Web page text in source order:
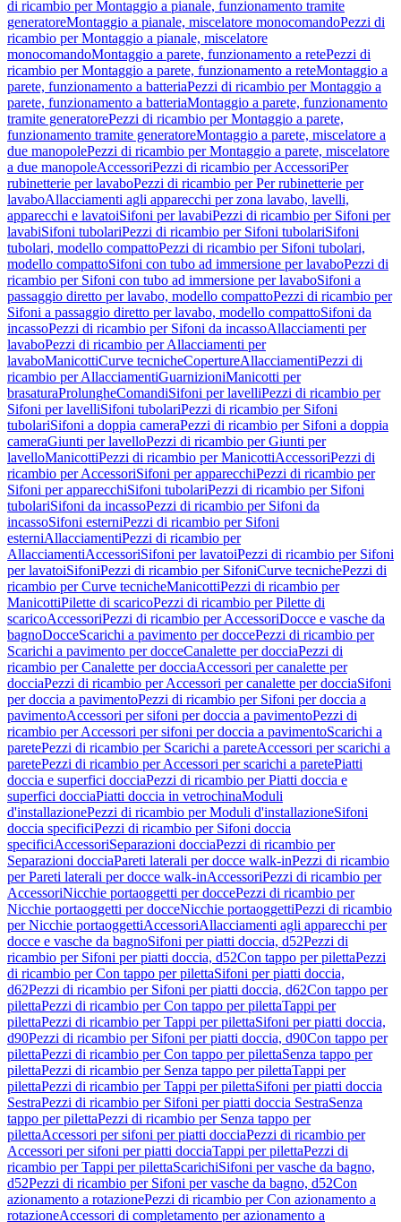
di ricambio per Montaggio a pianale, funzionamento tramite
generatoreMontaggio a pianale, miscelatore monocomandoPezzi di
ricambio per Montaggio a pianale, miscelatore
monocomandoMontaggio a parete, funzionamento a retePezzi di
ricambio per Montaggio a parete, funzionamento a reteMontaggio a
parete, funzionamento a batteriaPezzi di ricambio per Montaggio a
parete, funzionamento a batteriaMontaggio a parete, funzionamento
tramite generatorePezzi di ricambio per Montaggio a parete,
funzionamento tramite generatoreMontaggio a parete, miscelatore a
due manopolePezzi di ricambio per Montaggio a parete, miscelatore
a due manopoleAccessoriPezzi di ricambio per AccessoriPer
rubinetterie per lavaboPezzi di ricambio per Per rubinetterie per
lavaboAllacciamenti agli apparecchi per zona lavabo, lavelli,
apparecchi e lavatoiSifoni per lavabiPezzi di ricambio per Sifoni per
lavabiSifoni tubolariPezzi di ricambio per Sifoni tubolariSifoni
tubolari, modello compattoPezzi di ricambio per Sifoni tubolari,
modello compattoSifoni con tubo ad immersione per lavaboPezzi di
ricambio per Sifoni con tubo ad immersione per lavaboSifoni a
passaggio diretto per lavabo, modello compattoPezzi di ricambio per
Sifoni a passaggio diretto per lavabo, modello compattoSifoni da
incassoPezzi di ricambio per Sifoni da incassoAllacciamenti per
lavaboPezzi di ricambio per Allacciamenti per
lavaboManicottiCurve tecnicheCopertureAllacciamentiPezzi di
ricambio per AllacciamentiGuarnizioniManicotti per
brasaturaProlungheComandiSifoni per lavelliPezzi di ricambio per
Sifoni per lavelliSifoni tubolariPezzi di ricambio per Sifoni
tubolariSifoni a doppia cameraPezzi di ricambio per Sifoni a doppia
cameraGiunti per lavelloPezzi di ricambio per Giunti per
lavelloManicottiPezzi di ricambio per ManicottiAccessoriPezzi di
ricambio per AccessoriSifoni per apparecchiPezzi di ricambio per
Sifoni per apparecchiSifoni tubolariPezzi di ricambio per Sifoni
tubolariSifoni da incassoPezzi di ricambio per Sifoni da
incassoSifoni esterniPezzi di ricambio per Sifoni
esterniAllacciamentiPezzi di ricambio per
AllacciamentiAccessoriSifoni per lavatoiPezzi di ricambio per Sifoni
per lavatoiSifoniPezzi di ricambio per SifoniCurve tecnichePezzi di
ricambio per Curve tecnicheManicottiPezzi di ricambio per
ManicottiPilette di scaricoPezzi di ricambio per Pilette di
scaricoAccessoriPezzi di ricambio per AccessoriDocce e vasche da
bagnoDocceScarichi a pavimento per doccePezzi di ricambio per
Scarichi a pavimento per docceCanalette per docciaPezzi di
ricambio per Canalette per docciaAccessori per canalette per
docciaPezzi di ricambio per Accessori per canalette per docciaSifoni
per doccia a pavimentoPezzi di ricambio per Sifoni per doccia a
pavimentoAccessori per sifoni per doccia a pavimentoPezzi di
ricambio per Accessori per sifoni per doccia a pavimentoScarichi a
paretePezzi di ricambio per Scarichi a pareteAccessori per scarichi a
paretePezzi di ricambio per Accessori per scarichi a paretePiatti
doccia e superfici docciaPezzi di ricambio per Piatti doccia e
superfici docciaPiatti doccia in vetrochinaModuli
d'installazionePezzi di ricambio per Moduli d'installazioneSifoni
doccia specificiPezzi di ricambio per Sifoni doccia
specificiAccessoriSeparazioni docciaPezzi di ricambio per
Separazioni docciaPareti laterali per docce walk-inPezzi di ricambio
per Pareti laterali per docce walk-inAccessoriPezzi di ricambio per
AccessoriNicchie portaoggetti per doccePezzi di ricambio per
Nicchie portaoggetti per docceNicchie portaoggettiPezzi di ricambio
per Nicchie portaoggettiAccessoriAllacciamenti agli apparecchi per
docce e vasche da bagnoSifoni per piatti doccia, d52Pezzi di
ricambio per Sifoni per piatti doccia, d52Con tappo per pilettaPezzi
di ricambio per Con tappo per pilettaSifoni per piatti doccia,
d62Pezzi di ricambio per Sifoni per piatti doccia, d62Con tappo per
pilettaPezzi di ricambio per Con tappo per pilettaTappi per
pilettaPezzi di ricambio per Tappi per pilettaSifoni per piatti doccia,
d90Pezzi di ricambio per Sifoni per piatti doccia, d90Con tappo per
pilettaPezzi di ricambio per Con tappo per pilettaSenza tappo per
pilettaPezzi di ricambio per Senza tappo per pilettaTappi per
pilettaPezzi di ricambio per Tappi per pilettaSifoni per piatti doccia
SestraPezzi di ricambio per Sifoni per piatti doccia SestraSenza
tappo per pilettaPezzi di ricambio per Senza tappo per
pilettaAccessori per sifoni per piatti docciaPezzi di ricambio per
Accessori per sifoni per piatti docciaTappi per pilettaPezzi di
ricambio per Tappi per pilettaScarichiSifoni per vasche da bagno,
d52Pezzi di ricambio per Sifoni per vasche da bagno, d52Con
azionamento a rotazionePezzi di ricambio per Con azionamento a
rotazioneAccessori di completamento per azionamento a